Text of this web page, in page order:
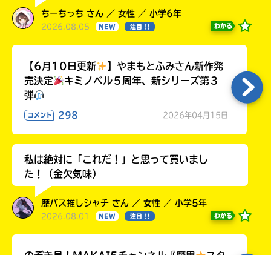
ちーちっち さん ／ 女性 ／ 小学6年
2026.08.05 NEW 注目 !! わかる
【6月10日更新
】やまもとふみさん新作発
売決定
キミノベル５周年、新シリーズ第３
弾
コメント 298 2026年04月15日
私は絶対に「これだ！」と思って買いまし
た！（金欠気味）
歴バス推しシャチ さん ／ 女性 ／ 小学5年
2026.08.01 NEW 注目 !! わかる